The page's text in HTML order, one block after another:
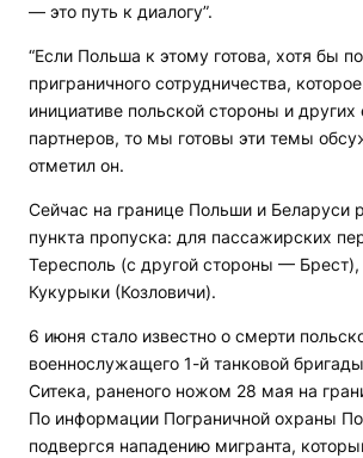
— это путь к диалогу”.
“Если Польша к этому готова, хотя бы
приграничного сотрудничества,
инициативе польской стороны и других
партнеров, то мы готовы эти темы
отметил он.
Сейчас на границе Польши и Беларуси
пункта пропуска: для пассажирских
Тересполь (с другой стороны —
Кукурыки (Козловичи).
6 июня стало известно о смерти
военнослужащего 1-й танковой
Ситека, раненого ножом 28 мая на
По информации Пограничной охраны
подвергся нападению мигранта,